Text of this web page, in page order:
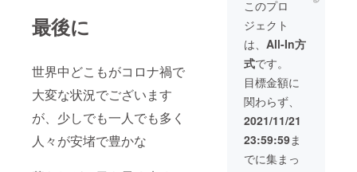
最後に
世界中どこもがコロナ禍で
大変な状況でございます
が、少しでも一人でも多く
人々が安堵で豊かな
て頂く
場合も
ござい
ます。
予めご
了承の
ほどお
願いい
たしま
す。 リ
ターン
後の商
品初期
適にお
家でお
過ごし
頂けま
す。 サ
イズ選
択が可
能Ｍ/Ｌ/
ＬＬ/3
Ｌサイ
ズの中
からお
選びく
このプロ
ジェクト
は、 All-In方
式です。
目標金額に
関わらず、
2021/11/21
23:59:59ま
でに集まっ